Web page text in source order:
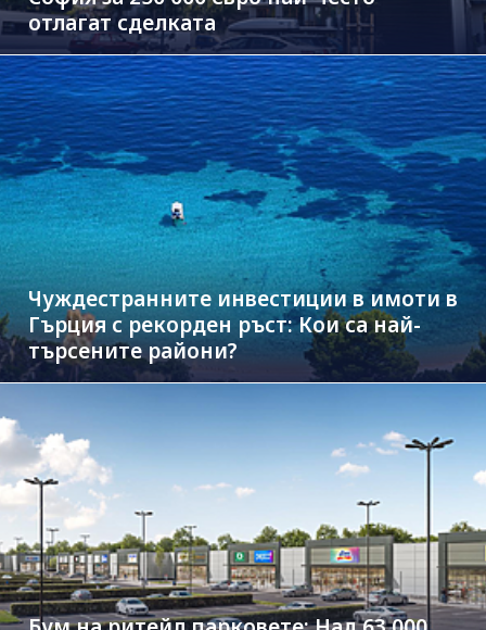
отлагат сделката
Чуждестранните инвестиции в имоти в
Гърция с рекорден ръст: Кои са най-
търсените райони?